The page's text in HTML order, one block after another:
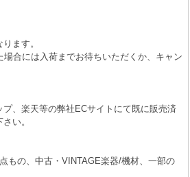
ます。
合には入荷までお待ちいただくか、キャン
、楽天等の弊社ECサイトにて既に販売済
い。
もの、中古・VINTAGE楽器/機材、一部の